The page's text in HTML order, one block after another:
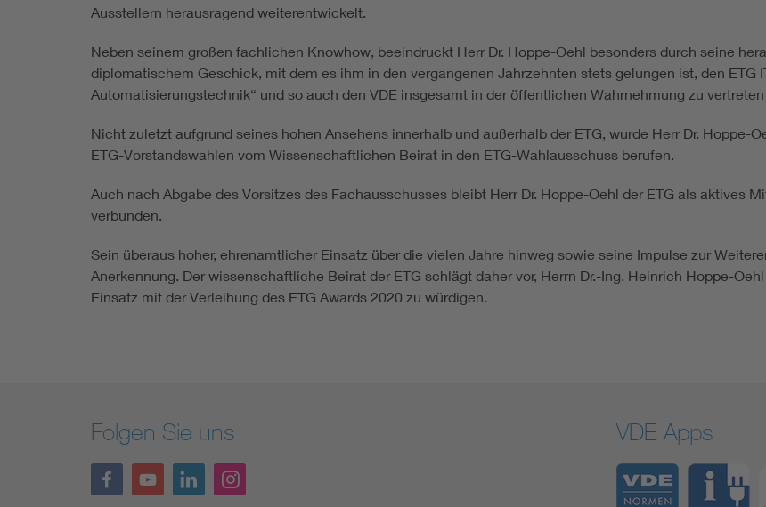
Ausstellern herausragend weiterentwickelt.
Neben seinem großen fachlichen Knowhow, beeindruckt Herr Dr. Hoppe-Oehl besonders durch seine
diplomatischem Geschick, mit dem es ihm in den vergangenen Jahrzehnten stets gelungen ist, den ETG
Automatisierungstechnik“ und so auch den VDE insgesamt in der öffentlichen Wahrnehmung zu
Nicht zuletzt aufgrund seines hohen Ansehens innerhalb und außerhalb der ETG, wurde Herr Dr. Hoppe-
ETG-Vorstandswahlen vom Wissenschaftlichen Beirat in den ETG-Wahlausschuss berufen.
Auch nach Abgabe des Vorsitzes des Fachausschusses bleibt Herr Dr. Hoppe-Oehl der ETG als aktives
verbunden.
Sein überaus hoher, ehrenamtlicher Einsatz über die vielen Jahre hinweg sowie seine Impulse zur
Anerkennung. Der wissenschaftliche Beirat der ETG schlägt daher vor, Herrn Dr.-Ing. Heinrich Hoppe-
Einsatz mit der Verleihung des ETG Awards 2020 zu würdigen.
Folgen Sie uns VDE Apps